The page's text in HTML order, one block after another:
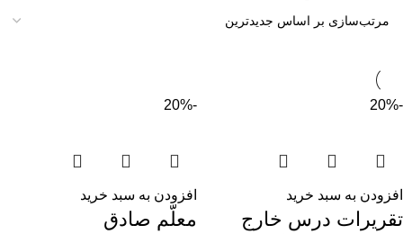
-20%
افزودن به سبد خرید
تقریرات درس خارج
-20%
افزودن به سبد خرید
معلّم صادق